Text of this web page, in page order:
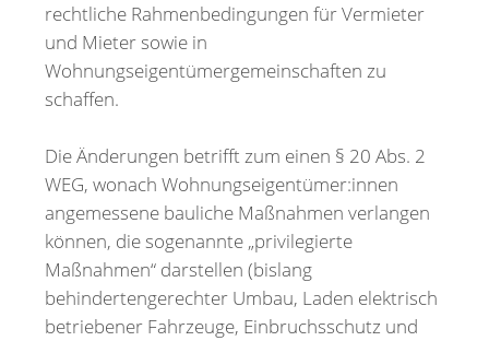
rechtliche Rahmenbedingungen für Vermieter
und Mieter sowie in
Wohnungseigentümergemeinschaften zu
schaffen.
Die Änderungen betrifft zum einen § 20 Abs. 2
WEG, wonach Wohnungseigentümer:innen
angemessene bauliche Maßnahmen verlangen
können, die sogenannte „privilegierte
Maßnahmen“ darstellen (bislang
behindertengerechter Umbau, Laden elektrisch
betriebener Fahrzeuge, Einbruchsschutz und